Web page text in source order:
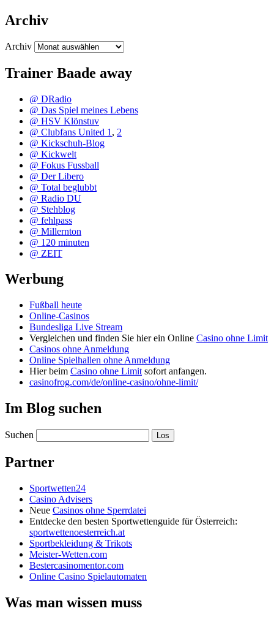
Archiv
Archiv
Trainer Baade away
@ DRadio
@ Das Spiel meines Lebens
@ HSV Klönstuv
@ Clubfans United 1 , 2
@ Kickschuh-Blog
@ Kickwelt
@ Fokus Fussball
@ Der Libero
@ Total beglubbt
@ Radio DU
@ Stehblog
@ fehlpass
@ Millernton
@ 120 minuten
@ ZEIT
Werbung
Fußball heute
Online-Casinos
Bundesliga Live Stream
Vergleichen und finden Sie hier ein Online Casino ohne Limit
Casinos ohne Anmeldung
Online Spielhallen ohne Anmeldung
Hier beim Casino ohne Limit sofort anfangen.
casinofrog.com/de/online-casino/ohne-limit/
Im Blog suchen
Suchen
Partner
Sportwetten24
Casino Advisers
Neue Casinos ohne Sperrdatei
Entdecke den besten Sportwettenguide für Österreich:
sportwettenoesterreich.at
Sportbekleidung & Trikots
Meister-Wetten.com
Bestercasinomentor.com
Online Casino Spielautomaten
Was man wissen muss